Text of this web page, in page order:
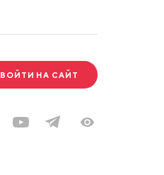
ВОЙТИ НА САЙТ